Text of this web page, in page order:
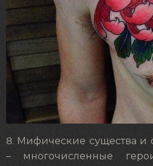
8. Мифические существа
– многочисленные